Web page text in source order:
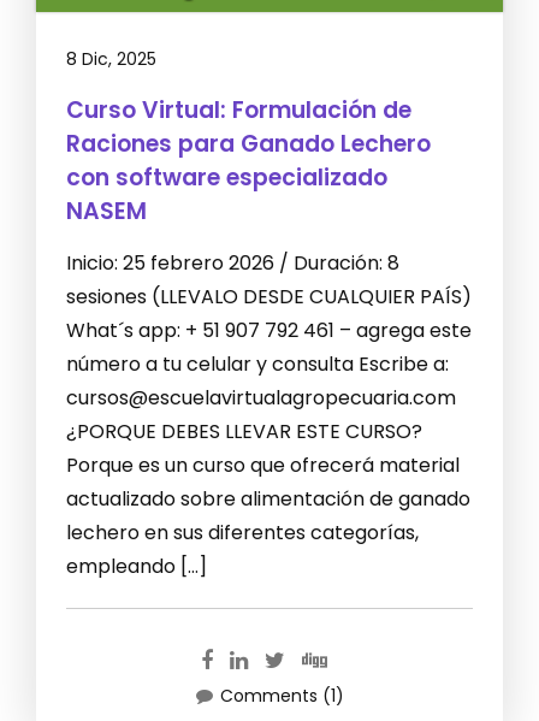
8 Dic, 2025
Curso Virtual: Formulación de
Raciones para Ganado Lechero
con software especializado
NASEM
Inicio: 25 febrero 2026 / Duración: 8
sesiones (LLEVALO DESDE CUALQUIER PAÍS)
What´s app: + 51 907 792 461 – agrega este
número a tu celular y consulta Escribe a:
cursos@escuelavirtualagropecuaria.com
¿PORQUE DEBES LLEVAR ESTE CURSO?
Porque es un curso que ofrecerá material
actualizado sobre alimentación de ganado
lechero en sus diferentes categorías,
empleando […]
Comments (1)